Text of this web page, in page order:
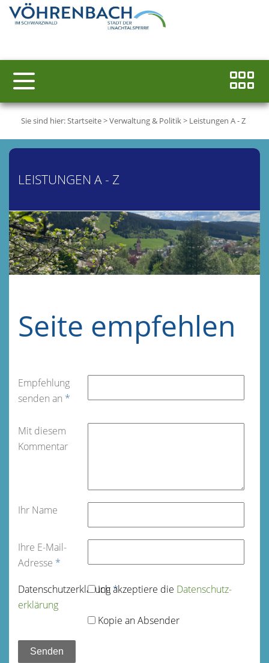
Sie sind hier:Startseite>Verwaltung & Politik> Leistungen A - Z
LEISTUNGEN A - Z
Seite empfehlen
Empfehlung
senden an *
Mit diesem
Kommentar
Ihr Name
Ihre E-Mail-
Adresse *
Datenschutz­erklärung*
Ich akzeptiere die Datenschutz­
erklärung
Kopie an Absender